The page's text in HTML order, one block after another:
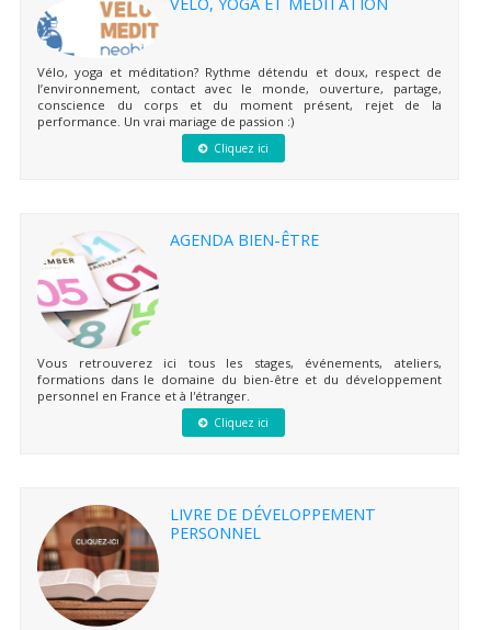
Vélo, yoga et méditation? Rythme détendu et doux, respect de
l’environnement, contact avec le monde, ouverture, partage,
conscience du corps et du moment présent, rejet de la
performance. Un vrai mariage de passion :)
Cliquez ici
AGENDA BIEN-ÊTRE
Vous retrouverez ici tous les stages, événements, ateliers,
formations dans le domaine du bien-être et du développement
personnel en France et à l'étranger.
Cliquez ici
LIVRE DE DÉVELOPPEMENT
PERSONNEL